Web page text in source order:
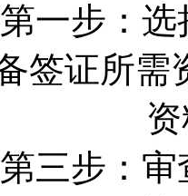
第一步：
签证所需
第三步：